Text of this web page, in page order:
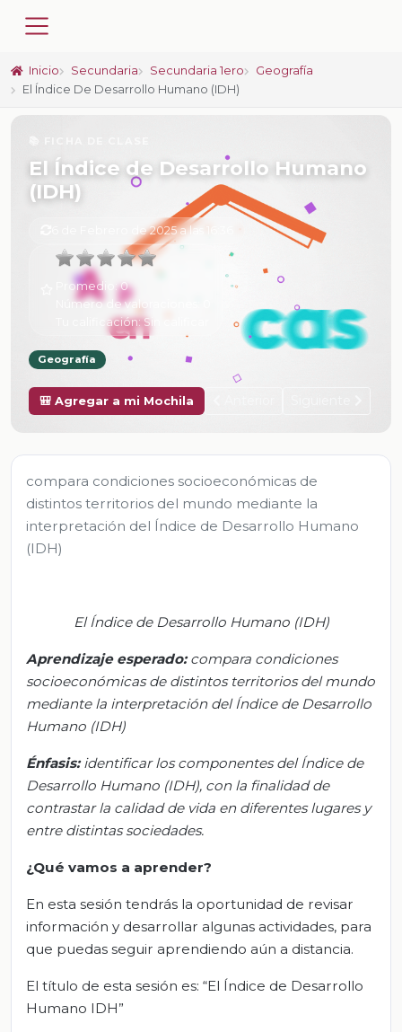
Inicio Secundaria Secundaria 1ero
Geografía
El Índice De Desarrollo Humano (IDH)
El Índice de Desarrollo Humano
(IDH)
6 de Febrero de 2025 a las 16:36
Promedio:0
Número de valoraciones:
Tu calificación:Sin calificar
Geografía
🎒 Agregar a mi Mochila
compara condiciones socioeconómicas de
distintos territorios del mundo mediante la
interpretación del Índice de Desarrollo Humano
(IDH)
El Índice de Desarrollo Humano (IDH)
Aprendizaje esperado: compara condiciones
socioeconómicas de distintos territorios del mundo
mediante la interpretación del Índice de Desarrollo
Humano (IDH)
Énfasis:identificarlos componentes del Índice de
Desarrollo Humano (IDH), con la finalidad de
contrastar la calidad de vida en diferentes lugares y
entre distintas sociedades.
¿Qué vamos a aprender?
En esta sesión tendrás la oportunidad de revisar
información y desarrollar algunas actividades, para
que puedas seguir aprendiendo aún a distancia.
El título de esta sesión es: “El Índice de Desarrollo
Humano IDH”